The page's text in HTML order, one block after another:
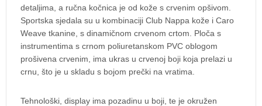
detaljima, a ručna kočnica je od kože s crvenim opšivom.
Sportska sjedala su u kombinaciji Club Nappa kože i Caro
Weave tkanine, s dinamičnom crvenom crtom. Ploča s
instrumentima s crnom poliuretanskom PVC oblogom
prošivena crvenim, ima ukras u crvenoj boji koja prelazi u
crnu, što je u skladu s bojom prečki na vratima.
Tehnološki, display ima pozadinu u boji, te je okružen